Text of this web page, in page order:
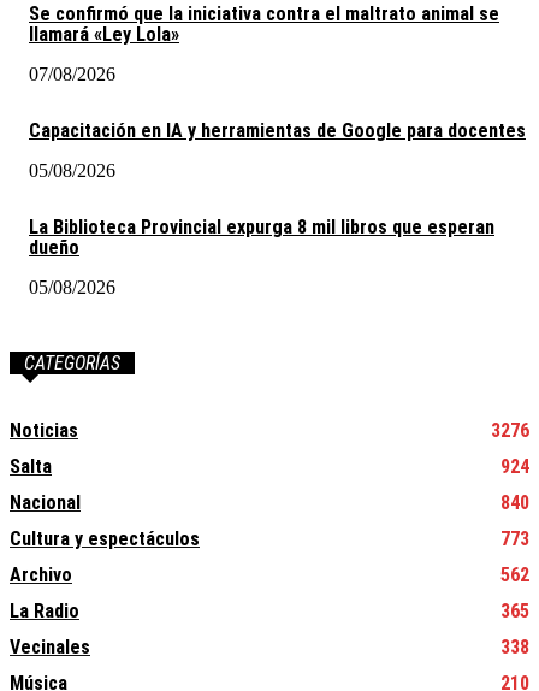
Se confirmó que la iniciativa contra el maltrato animal se
llamará «Ley Lola»
07/08/2026
Capacitación en IA y herramientas de Google para docentes
05/08/2026
La Biblioteca Provincial expurga 8 mil libros que esperan
dueño
05/08/2026
CATEGORÍAS
Noticias
3276
Salta
924
Nacional
840
Cultura y espectáculos
773
Archivo
562
La Radio
365
Vecinales
338
Música
210